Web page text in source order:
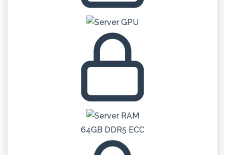
64GB DDR5 ECC